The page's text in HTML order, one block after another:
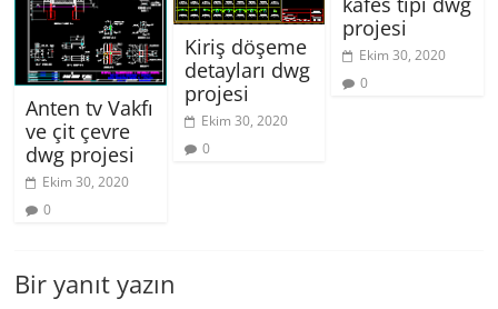
Anten tv Vakfı
ve çit çevre
dwg projesi
Ekim 30, 2020
0
Kiriş döşeme
detayları dwg
projesi
Ekim 30, 2020
0
projesi
Ekim 30, 2020
0
Bir yanıt yazın